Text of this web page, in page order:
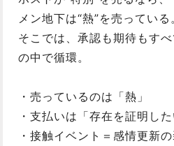
メン地下は“熱”を売っている
そこでは、承認も期待もす
の中で循環。
・売っているのは「熱」
・支払いは「存在を証明し
・接触イベント＝感情更新